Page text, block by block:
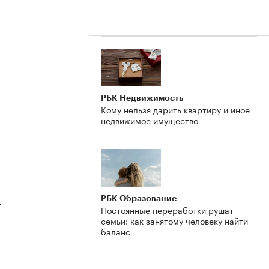
РБК Недвижимость
Кому нельзя дарить квартиру и иное
недвижимое имущество
РБК Образование
Постоянные переработки рушат
семьи: как занятому человеку найти
баланс